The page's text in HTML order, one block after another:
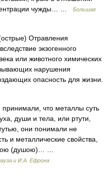
чужды… …
Большая
Отравления
экзогенного
или животного химических
нарушения
опасность для жизни.
что металлы суть
души и тела, или ртути,
они понимали не
и металлические свойства,
(душою)… …
и И.А. Ефрона